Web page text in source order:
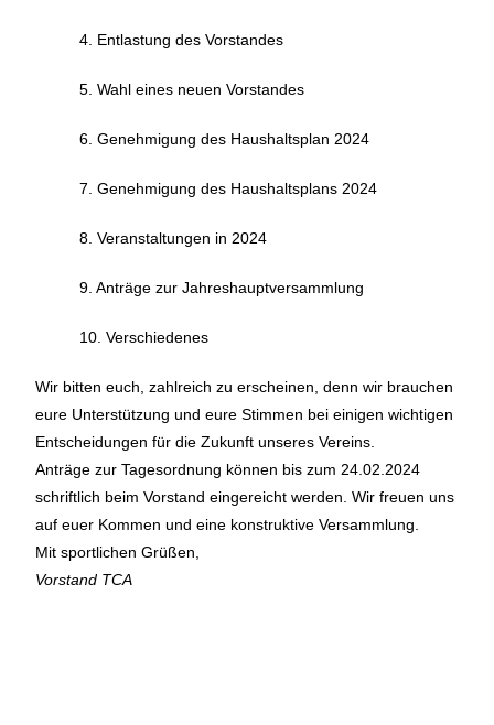
4. Entlastung des Vorstandes
5. Wahl eines neuen Vorstandes
6. Genehmigung des Haushaltsplan 2024
7. Genehmigung des Haushaltsplans 2024
8. Veranstaltungen in 2024
9. Anträge zur Jahreshauptversammlung
10. Verschiedenes
Wir bitten euch, zahlreich zu erscheinen, denn wir brauchen
eure Unterstützung und eure Stimmen bei einigen wichtigen
Entscheidungen für die Zukunft unseres Vereins.
Anträge zur Tagesordnung können bis zum 24.02.2024
schriftlich beim Vorstand eingereicht werden. Wir freuen uns
auf euer Kommen und eine konstruktive Versammlung.
Mit sportlichen Grüßen,
Vorstand TCA